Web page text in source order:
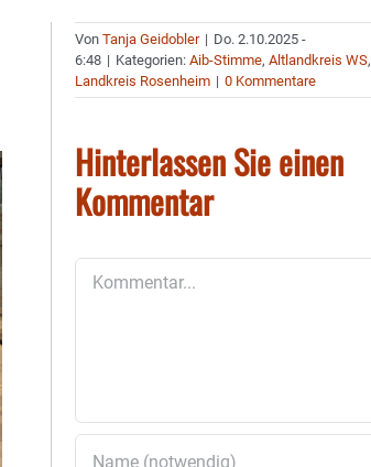
VonTanja Geidobler | Do. 2.10.2025 -
6:48 | Kategorien:Aib-Stimme,Altlandkreis WS,
Landkreis Rosenheim | 0 Kommentare
Hinterlassen Sie einen
Kommentar